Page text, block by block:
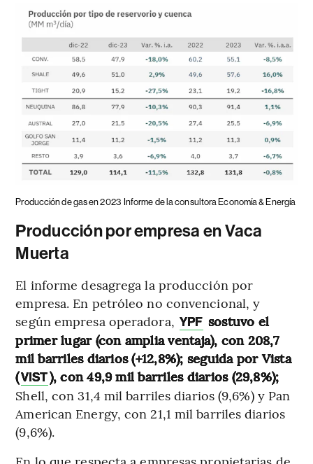
Producción de gas en 2023 Informe de la consultora Economía & Energía
Producción por empresa en Vaca
Muerta
El informe desagrega la producción por
empresa. En petróleo no convencional, y
según empresa operadora, YPF sostuvo el
primer lugar (con amplia ventaja), con 208,7
mil barriles diarios (+12,8%); seguida por Vista
(VIST), con 49,9 mil barriles diarios (29,8%);
Shell, con 31,4 mil barriles diarios (9,6%) y Pan
American Energy, con 21,1 mil barriles diarios
(9,6%).